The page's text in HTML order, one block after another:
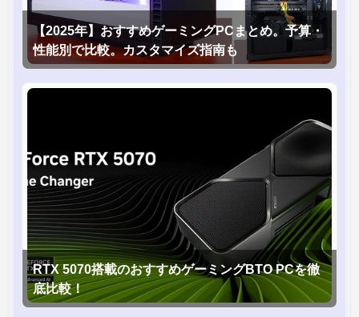
【2025年】おすすめゲーミングPCまとめ。予算・
性能別で比較。カスタマイズ指南も
RTX 5070搭載のおすすめゲーミングBTO PCを徹
底比較！